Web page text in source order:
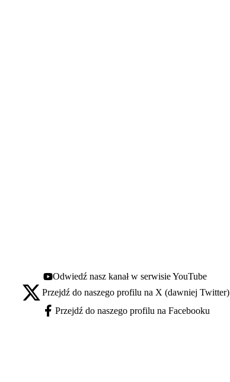
Youtube - otwiera się w nowej karcie
Odwiedź nasz kanał w serwisie YouTube
X - otwiera się w nowej karcie
Przejdź do naszego profilu na X (dawniej Twitter)
Facebook - otwiera się w nowej karcie
Przejdź do naszego profilu na Facebooku